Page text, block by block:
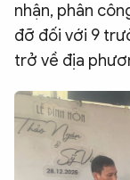
nhận, phân
đỡ đối với 9
trở về địa